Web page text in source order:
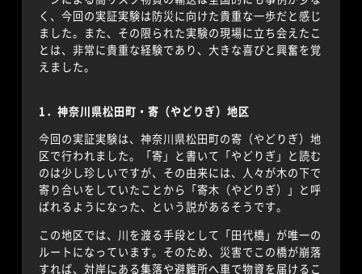
く、今回の実証実験は防災に向けた貴重な一歩だと感じ
ました。また、その限られた実験の現場に立ち会えたこ
とは、非常に貴重な経験であり、大きな喜びと興奮を覚
えました。
1．神奈川県松田町・寄（やどりぎ）地区
今回の実証実験は、神奈川県松田町の寄（やどりぎ）地
区で行われました。「寄」と書いて「やどりぎ」と読む
のは少し珍しいですが、その由来には、人々が木の下で
寄り合いをしていたことから「寄木（やどりぎ）」と呼
ばれるようになった、という説があるそうです。
この地区では、川を渡る手段として「田代橋」が唯一の
ルートになっています。そのため、災害でこの橋が崩落
すれば、対岸にある集落や避難所へ車で物資を届けるこ